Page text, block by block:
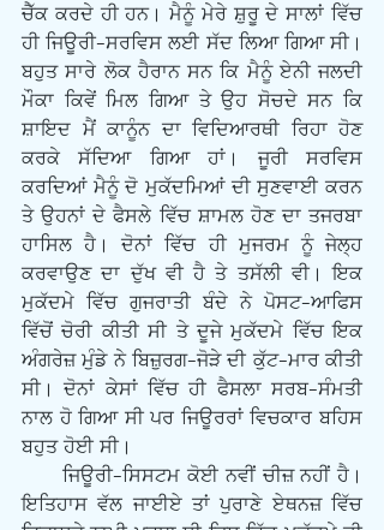
ਚੈੱਕ ਕਰਦੇ ਹੀ ਹਨ। ਮੈਨੂੰ ਮੇਰੇ ਸ਼ੁਰੂ ਦੇ ਸਾਲਾਂ ਵਿੱਚ
ਹੀ ਜਿਊਰੀ-ਸਰਵਿਸ ਲਈ ਸੱਦ ਲਿਆ ਗਿਆ ਸੀ।
ਬਹੁਤ ਸਾਰੇ ਲੋਕ ਹੈਰਾਨ ਸਨ ਕਿ ਮੈਨੂੰ ਏਨੀ ਜਲਦੀ
ਮੌਕਾ ਕਿਵੇਂ ਮਿਲ ਗਿਆ ਤੇ ਉਹ ਸੋਚਦੇ ਸਨ ਕਿ
ਸ਼ਾਇਦ ਮੈਂ ਕਾਨੂੰਨ ਦਾ ਵਿਦਿਆਰਥੀ ਰਿਹਾ ਹੋਣ
ਕਰਕੇ ਸੱਦਿਆ ਗਿਆ ਹਾਂ। ਜੂਰੀ ਸਰਵਿਸ
ਕਰਦਿਆਂ ਮੈਨੂੰ ਦੋ ਮੁਕੱਦਮਿਆਂ ਦੀ ਸੁਣਵਾਈ ਕਰਨ
ਤੇ ਉਹਨਾਂ ਦੇ ਫੈਸਲੇ ਵਿੱਚ ਸ਼ਾਮਲ ਹੋਣ ਦਾ ਤਜਰਬਾ
ਹਾਸਿਲ ਹੈ। ਦੋਨਾਂ ਵਿੱਚ ਹੀ ਮੁਜਰਮ ਨੂੰ ਜੇਲ੍ਹ
ਕਰਵਾਉਣ ਦਾ ਦੁੱਖ ਵੀ ਹੈ ਤੇ ਤਸੱਲੀ ਵੀ। ਇਕ
ਮੁਕੱਦਮੇ ਵਿੱਚ ਗੁਜਰਾਤੀ ਬੰਦੇ ਨੇ ਪੋਸਟ-ਆਫਿਸ
ਵਿੱਚੋਂ ਚੋਰੀ ਕੀਤੀ ਸੀ ਤੇ ਦੂਜੇ ਮੁਕੱਦਮੇ ਵਿੱਚ ਇਕ
ਅੰਗਰੇਜ਼ ਮੁੰਡੇ ਨੇ ਬਿਜ਼ੁਰਗ-ਜੋੜੇ ਦੀ ਕੁੱਟ-ਮਾਰ ਕੀਤੀ
ਸੀ। ਦੋਨਾਂ ਕੇਸਾਂ ਵਿੱਚ ਹੀ ਫੈਸਲਾ ਸਰਬ-ਸੰਮਤੀ
ਨਾਲ ਹੋ ਗਿਆ ਸੀ ਪਰ ਜਿਊਰਰਾਂ ਵਿਚਕਾਰ ਬਹਿਸ
ਬਹੁਤ ਹੋਈ ਸੀ।
      ਜਿਊਰੀ-ਸਿਸਟਮ ਕੋਈ ਨਵੀਂ ਚੀਜ਼ ਨਹੀਂ ਹੈ।
ਇਤਿਹਾਸ ਵੱਲ ਜਾਈਏ ਤਾਂ ਪੁਰਾਣੇ ਏਥਨਜ਼ ਵਿੱਚ